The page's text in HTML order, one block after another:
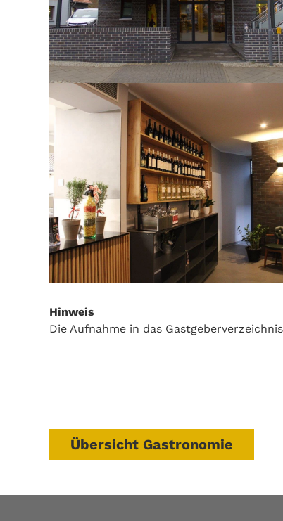
Sommerterrasse
vegane & vegetarische Gerichte
Hinweis
Die Aufnahme in das
Übersicht Gastronomie